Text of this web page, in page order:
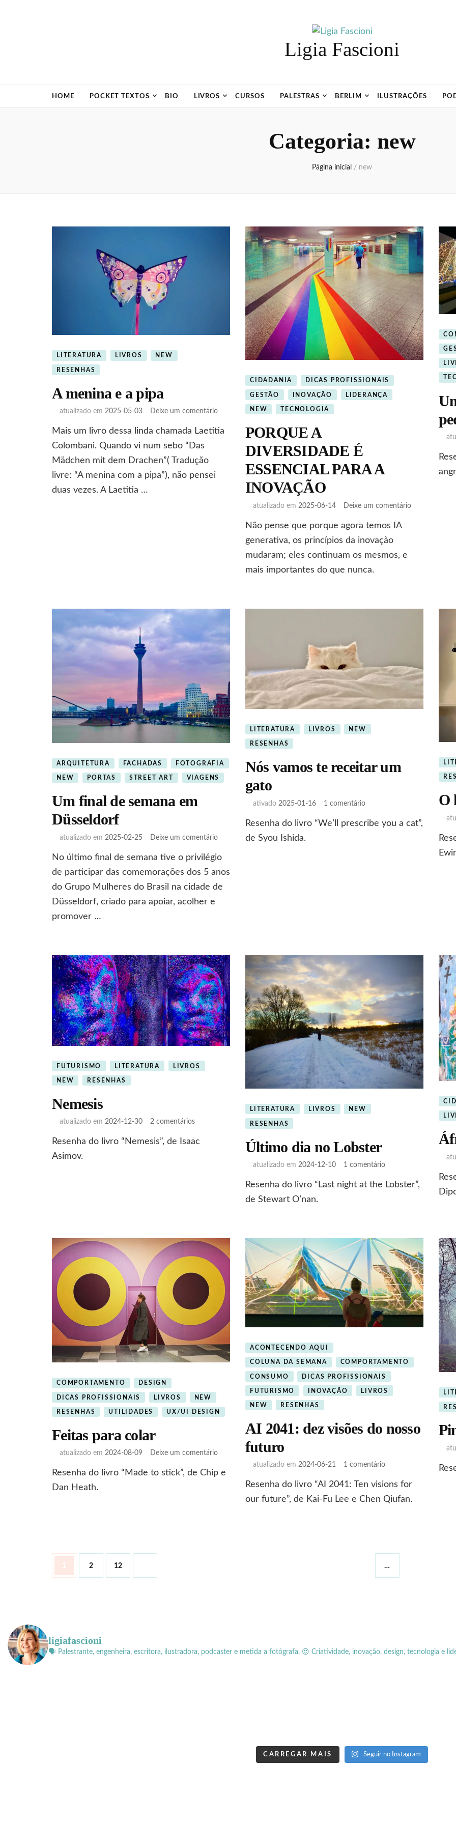
Ligia Fascioni
HOME POCKET TEXTOS BIO LIVROS CURSOS PALESTRAS BERLIM ILUSTRAÇÕES
Categoria: new
Página inicial / new
LITERATURA LIVROS NEW
RESENHAS
A menina e a pipa
atualizado em 2025-05-03 Deixe um comentárioem
menina
Mais um livro dessa linda chamada Laetitia
Colombani. Quando vi num sebo “Das
Mädchen mit dem Drachen”( Tradução
livre: “A menina com a pipa”), não pensei
duas vezes. A Laetitia …
CIDADANIA DICAS PROFISSIONAIS
GESTÃO INOVAÇÃO LIDERANÇA
NEW TECNOLOGIA
PORQUE A
DIVERSIDADE É
ESSENCIAL PARA A
INOVAÇÃO
atualizado em 2025-06-14 Deixe um comentárioem
Não pense que porque agora temos IA
generativa, os princípios da inovação
mudaram; eles continuam os mesmos, e
mais importantes do que nunca.
ARQUITETURA FACHADAS FOTOGRAFIA
NEW PORTAS STREET ART VIAGENS
Um final de semana em
Düsseldorf
atualizado em 2025-02-25 Deixe um comentárioem
final
de
em
No último final de semana tive o privilégio
de participar das comemorações dos 5 anos
do Grupo Mulheres do Brasil na cidade de
Düsseldorf, criado para apoiar, acolher e
promover …
LITERATURA LIVROS NEW
RESENHAS
Nós vamos te receitar um
gato
ativado 2025-01-16 1 comentárioem
vamos
Resenha do livro “We’ll prescribe you a cat”,
de Syou Ishida.
O
FUTURISMO LITERATURA LIVROS
NEW RESENHAS
Nemesis
atualizado em 2024-12-30 2 comentáriosem
Resenha do livro “Nemesis”, de Isaac
Asimov.
LITERATURA LIVROS NEW
RESENHAS
Último dia no Lobster
atualizado em 2024-12-10 1 comentárioem
dia
Resenha do livro “Last night at the Lobster”,
de Stewart O’nan.
COMPORTAMENTO DESIGN
DICAS PROFISSIONAIS LIVROS NEW
RESENHAS UTILIDADES UX/UI DESIGN
Feitas para colar
atualizado em 2024-08-09 Deixe um comentárioem
para
Resenha do livro “Made to stick”, de Chip e
Dan Heath.
ACONTECENDO AQUI
COLUNA DA SEMANA COMPORTAMENTO
CONSUMO DICAS PROFISSIONAIS
FUTURISMO INOVAÇÃO LIVROS
NEW RESENHAS
AI 2041: dez visões do nosso
futuro
atualizado em 2024-06-21 1 comentárioem
2041:
dez
Resenha do livro “AI 2041: Ten visions for
our future”, de Kai-Fu Lee e Chen Qiufan.
Paginação
de
Página
1 Página
2 …
Página
12
ligiafascioni
🗣 Palestrante, engenheira, escritora, ilustradora, podcaster e metida a fotógrafa. 😍 Criatividade, inovação, design, tecnologia e
CARREGAR MAIS Seguir no Instagram